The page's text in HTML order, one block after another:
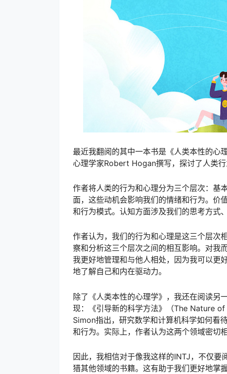
最近我翻阅的其中一本书是《人类本性的
心理学家Robert Hogan撰写，探讨了人类
作者将人类的行为和心理分为三个层次：基
面，这些动机会影响我们的情绪和行为。价
和行为模式。认知方面涉及我们的思考方式
作者认为，我们的行为和心理是这三个层次
察和分析这三个层次之间的相互影响。对我
我更好地管理和与他人相处，因为我可以更
地了解自己和内在驱动力。
除了《人类本性的心理学》，我还在阅读另
现：《引导新的科学方法》（The Nature
Simon指出，研究数学和计算机科学如何看
和行为。实际上，作者认为这两个领域密切
因此，我相信对于像我这样的INTJ，不仅
猎其他领域的书籍。这有助于我们更好地掌